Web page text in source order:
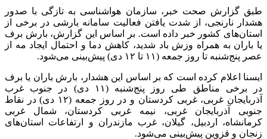
طبق گزارش صحت خبر، سازمان هواشناسی به تازگی با صدور
هشدار نارنجی، از شدت یافتن فعالیت سامانه بارشی در برخی از
استان‌های کشور خبر داده است. بر اساس این گزارش، بارش برف
یا باران به همراه وزش باد شدید، کاهش دما و احتمال ایجاد مه از
عصر پنج‌شنبه تا روز جمعه (۱۱ تا ۱۲ دی) پیش‌بینی می‌شود.
ایسنا اعلام کرده است که بر اساس این هشدار، بارش باران یا برف
در برخی مناطق طی روز پنج‌شنبه (۱۱ دی) در جنوب غرب
آذربایجان غربی، غربی کردستان و در روز جمعه (۱۲ دی) در نقاط
جنوبی آذربایجان غربی، نیمه غربی کردستان، شمال غربی
کرمانشاه، اردبیل، گیلان، غرب مازندران و ارتفاعات استان‌های
زنجان و قزوین پیش‌بینی می‌شود.